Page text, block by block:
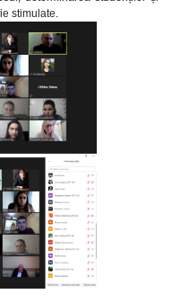
stimulate.